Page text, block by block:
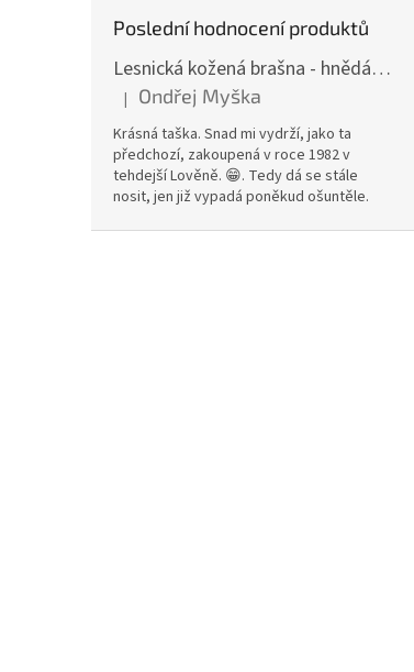
Poslední hodnocení produktů
Lesnická kožená brašna - hnědá hovězina
Hodnocení produktu je 5 z 5 hvězdiček.
| Ondřej Myška
Krásná taška. Snad mi vydrží, jako ta
předchozí, zakoupená v roce 1982 v
tehdejší Lověně. 😁. Tedy dá se stále
nosit, jen již vypadá poněkud ošuntěle.